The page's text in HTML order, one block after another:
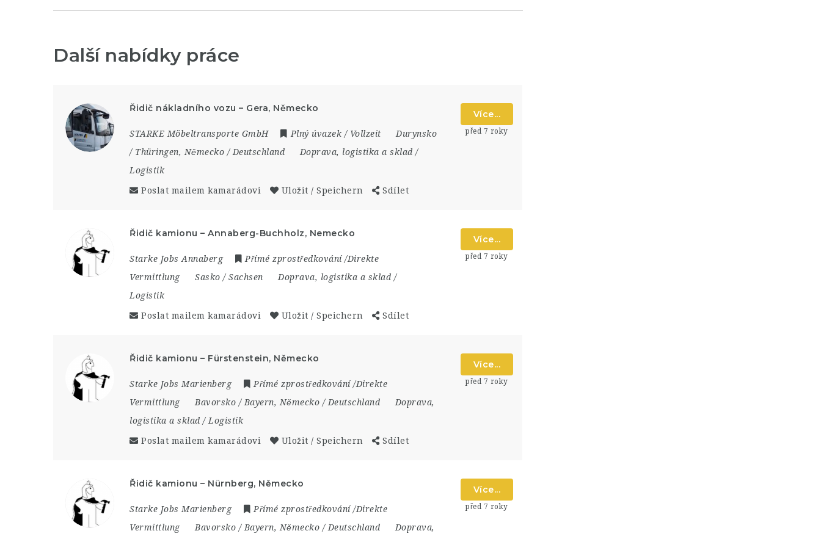
Další nabídky práce
Řidič nákladního vozu – Gera, Německo
STARKE Möbeltransporte GmbH Plný úvazek / Vollzeit
Durynsko
/ Thüringen, Německo / Deutschland
Doprava, logistika a sklad /
Logistik
Poslat mailem kamarádovi Uložit / Speichern Sdílet
Více...
před 7 roky
Řidič kamionu – Annaberg-Buchholz, Nemecko
Starke Jobs Annaberg
Přímé zprostředkování /Direkte
Vermittlung
Sasko / Sachsen
Doprava, logistika a sklad /
Logistik
Poslat mailem kamarádovi Uložit / Speichern Sdílet
Více...
před 7 roky
Řidič kamionu – Fürstenstein, Německo
Starke Jobs Marienberg
Přímé zprostředkování /Direkte
Vermittlung
Bavorsko / Bayern, Německo / Deutschland
Doprava,
logistika a sklad / Logistik
Poslat mailem kamarádovi Uložit / Speichern Sdílet
Více...
před 7 roky
Řidič kamionu – Nürnberg, Německo
Starke Jobs Marienberg
Přímé zprostředkování /Direkte
Vermittlung
Bavorsko / Bayern, Německo / Deutschland Doprava,
Více...
před 7 roky